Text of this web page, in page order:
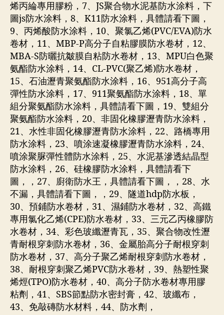
烯丙綸專用膠粉，7、JS聚合物水泥基防水涂料，下
圖js防水涂料，8、K11防水涂料，具體請看下圖，
9、丙烯酸防水涂料，10、聚氯乙烯(PVC/EVA)防水
卷材，11、MBP-P高分子自粘膠膜防水卷材，12、
MBA-S防曬抗皺膜自粘防水卷材，13、MPU白色聚
氨酯防水涂料，14、CL-PVC(聚乙烯)防水卷材，
15、石油瀝青聚氨酯防水涂料，16、951高分子高
彈性防水涂料，17、911聚氨酯防水涂料，18、單
組分聚氨酯防水涂料，具體請看下圖，19、雙組分
聚氨酯防水涂料，20、非固化橡膠瀝青防水涂料，
21、水性非固化橡膠瀝青防水涂料，22、路橋專用
防水涂料，23、噴涂速凝橡膠瀝青防水涂料，24、
噴涂聚脲彈性體防水涂料，25、水泥基滲透結晶型
防水涂料，26、硅橡膠防水涂料，具體請看下
圖，，27、廚衛防水王，具體請看下圖，，28、水
不漏，具體請看下圖，，29、隧道hdp防水板，
30、預鋪防水卷材，31、濕鋪防水卷材，32、高鐵
專用氯化乙烯(CPE)防水卷材，33、三元乙丙橡膠防
水卷材，34、彩色玻纖瀝青瓦，35、聚合物改性瀝
青耐根穿刺防水卷材，36、金屬胎高分子耐根穿刺
防水卷材，37、高分子聚乙烯耐根穿刺防水卷材，
38、耐根穿刺聚乙烯PVC防水卷材，39、熱塑性聚
烯烴(TPO)防水卷材，40、高分子防水卷材專用膠
粘劑，41、SBS節點防水密封膏，42、玻纖布，
43、免敲磚防水材料，44、防水劑，